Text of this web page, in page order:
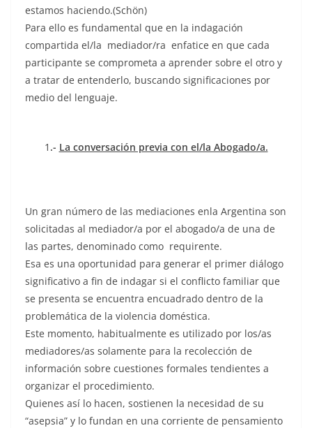
estamos haciendo.(Schön)
Para ello es fundamental que en la indagación
compartida el/la mediador/ra enfatice en que cada
participante se comprometa a aprender sobre el otro y
a tratar de entenderlo, buscando significaciones por
medio del lenguaje.
1 .- La conversación previa con el/la Abogado/a.
Un gran número de las mediaciones enla Argentina son
solicitadas al mediador/a por el abogado/a de una de
las partes, denominado como requirente.
Esa es una oportunidad para generar el primer diálogo
significativo a fin de indagar si el conflicto familiar que
se presenta se encuentra encuadrado dentro de la
problemática de la violencia doméstica.
Este momento, habitualmente es utilizado por los/as
mediadores/as solamente para la recolección de
información sobre cuestiones formales tendientes a
organizar el procedimiento.
Quienes así lo hacen, sostienen la necesidad de su
“asepsia” y lo fundan en una corriente de pensamiento